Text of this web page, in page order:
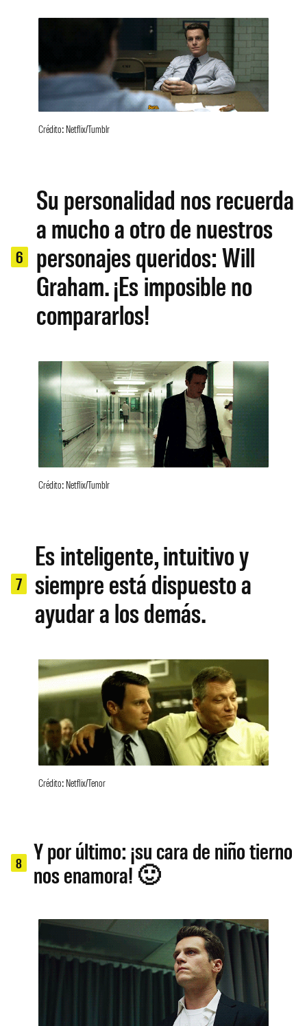
Crédito: Netflix/Tumblr
6
Su personalidad nos recuerda
a mucho a otro de nuestros
personajes queridos: Will
Graham. ¡Es imposible no
compararlos!
Crédito: Netflix/Tumblr
7
Es inteligente, intuitivo y
siempre está dispuesto a
ayudar a los demás.
Crédito: Netflix/Tenor
8
Y por último: ¡su cara de niño tierno
nos enamora! 🙂